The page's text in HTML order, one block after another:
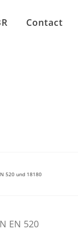
Contact
520 und 18180